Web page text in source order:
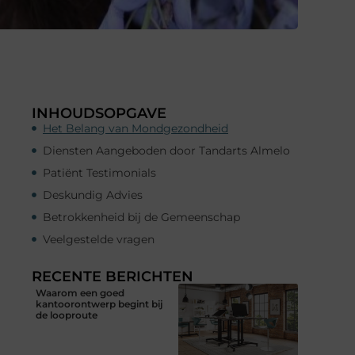
INHOUDSOPGAVE
Het Belang van Mondgezondheid
Diensten Aangeboden door Tandarts Almelo
Patiënt Testimonials
Deskundig Advies
Betrokkenheid bij de Gemeenschap
Veelgestelde vragen
RECENTE BERICHTEN
Waarom een goed
kantoorontwerp begint bij
de looproute